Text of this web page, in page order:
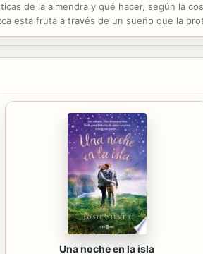
de la almendra y qué hacer, según la
esta fruta a través de un sueño que la
instruyen a la niña y a los lectores
Una noche en la isla